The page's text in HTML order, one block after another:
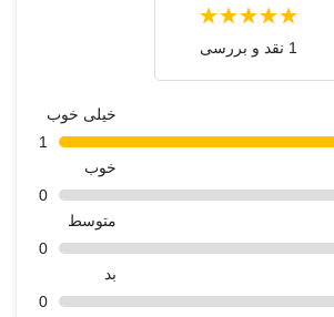
1 نقد و بررسی
خیلی خوب
1
خوب
0
متوسط
0
بد
0